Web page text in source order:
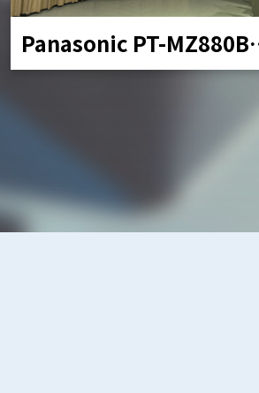
Panasonic PT-
移動投影